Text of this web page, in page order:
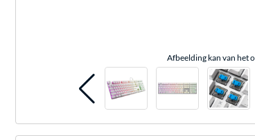
Afbeelding kan van het